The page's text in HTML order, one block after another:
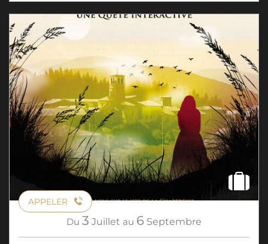
APPELER
Du 3 Juillet au 6 Septembre